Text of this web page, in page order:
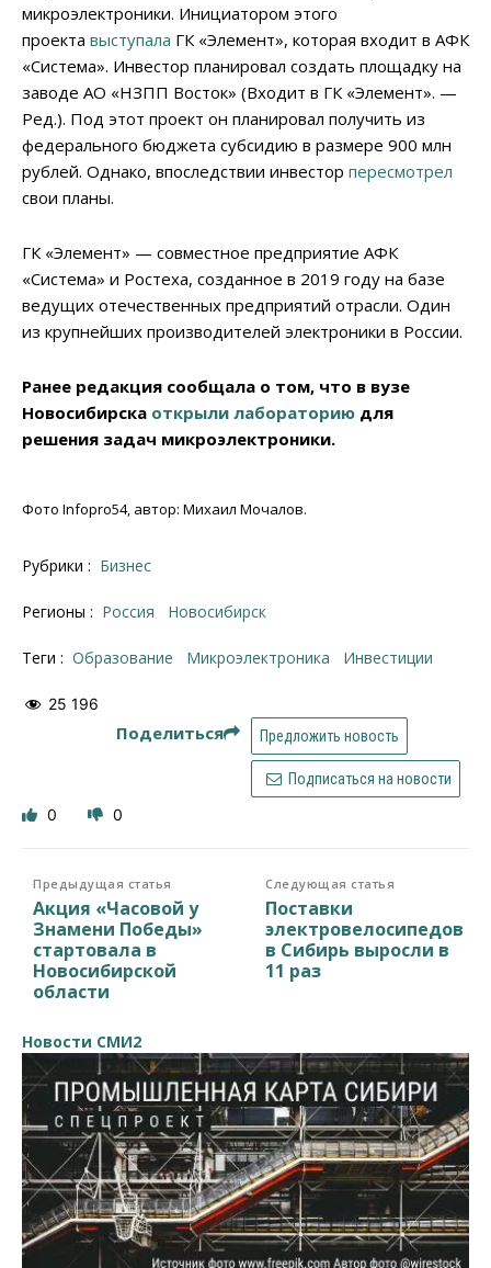
микроэлектроники. Инициатором этого
проекта выступала ГК «Элемент», которая входит в АФК
«Система». Инвестор планировал создать площадку на
заводе АО «НЗПП Восток» (Входит в ГК «Элемент». —
Ред.). Под этот проект он планировал получить из
федерального бюджета субсидию в размере 900 млн
рублей. Однако, впоследствии инвестор пересмотрел
свои планы.
ГК «Элемент» — совместное предприятие АФК
«Система» и Ростеха, созданное в 2019 году на базе
ведущих отечественных предприятий отрасли. Один
из крупнейших производителей электроники в России.
Ранее редакция сообщала о том, что в вузе
Новосибирска открыли лабораторию для
решения задач микроэлектроники.
Фото Infopro54, автор: Михаил Мочалов.
Рубрики : Бизнес
Регионы : Россия Новосибирск
Теги : образование Микроэлектроника инвестиции
25 196
Поделиться Предложить новость
Подписаться на новости
0 0
Предыдущая статья
Акция «Часовой у
Знамени Победы»
стартовала в
Новосибирской
области
Следующая статья
Поставки
электровелосипедов
в Сибирь выросли в
11 раз
Новости СМИ2